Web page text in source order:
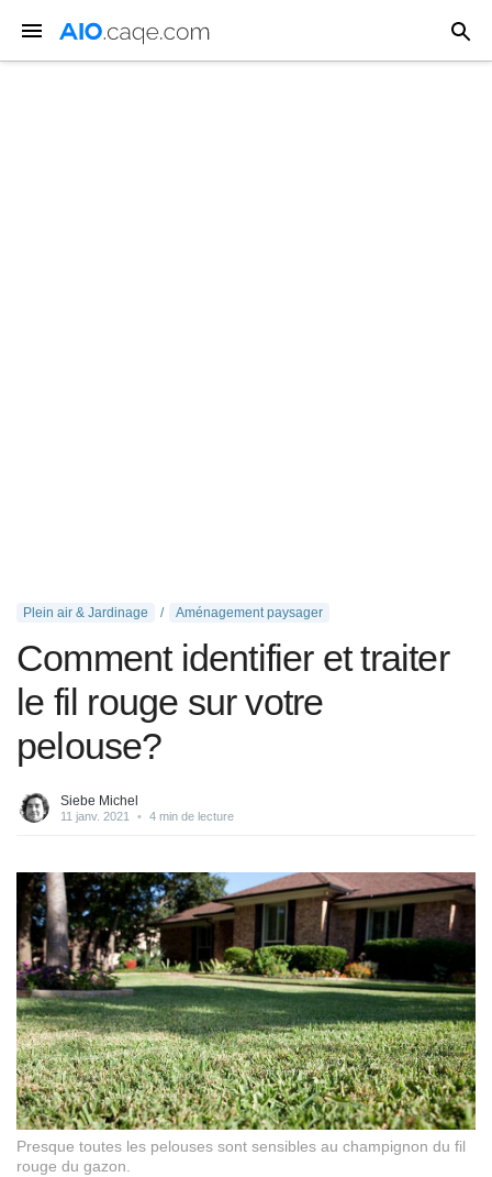
Plein air & Jardinage Aménagement paysager
Comment identifier et traiter
le fil rouge sur votre
pelouse?
Siebe Michel
11 janv. 2021 • 4 min de lecture
Presque toutes les pelouses sont sensibles au champignon du fil
rouge du gazon.